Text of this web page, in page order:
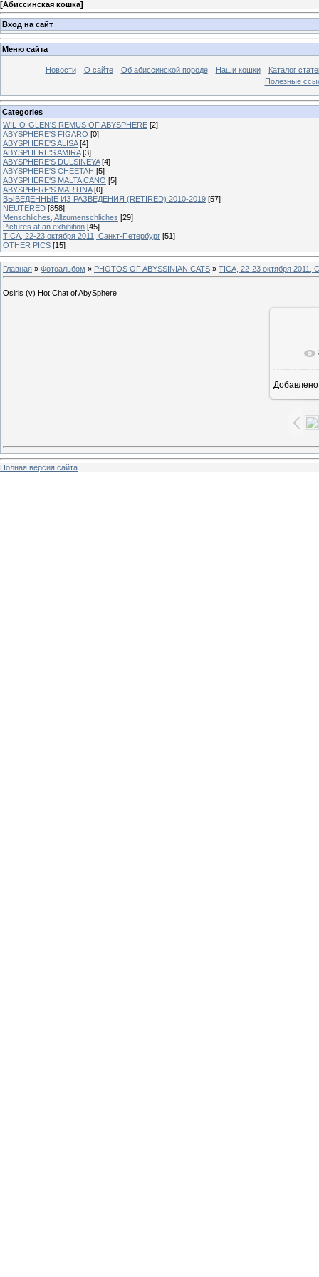
[Абиссинская кошка]
Вход на сайт
Меню сайта
Новости О сайте Об абиссинской породе Наши кошки
Каталог
Полезные
Categories
WIL-O-GLEN'S REMUS OF ABYSPHERE [2]
ABYSPHERE'S FIGARO [0]
ABYSPHERE'S ALISA [4]
ABYSPHERE'S AMIRA [3]
ABYSPHERE'S DULSINEYA [4]
ABYSPHERE'S CHEETAH [5]
ABYSPHERE'S MALTA CANO [5]
ABYSPHERE'S MARTINA [0]
ВЫВЕДЕННЫЕ ИЗ РАЗВЕДЕНИЯ (RETIRED) 2010-2019 [57]
NEUTERED [858]
Menschliches, Allzumenschliches [29]
Pictures at an exhibition [45]
TICA, 22-23 октября 2011, Санкт-Петербург [51]
OTHER PICS [15]
Главная » Фотоальбом » PHOTOS OF ABYSSINIAN CATS » TICA, 22-23 октября 2011,
Osiris (v) Hot Chat of AbySphere
В
Добавлено
Полная версия сайта